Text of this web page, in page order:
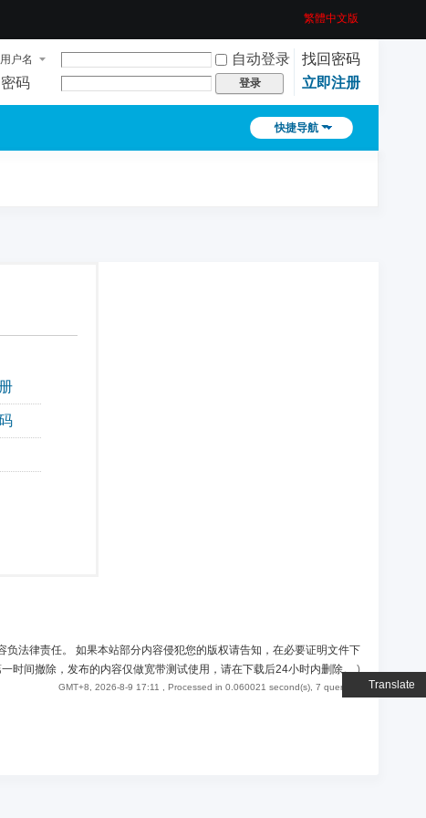
Translate
繁體中文版
用户名 自动登录
找回密码
密码
登录 立即注册
快捷导航
法律责任。 如果本站部分内容侵犯您的版权请告知，在必要证明文件下
时间撤除，发布的内容仅做宽带测试使用，请在下载后24小时内删除。)
GMT+8, 2026-8-9 17:11 , Processed in 0.060021 second(s), 7 queries .